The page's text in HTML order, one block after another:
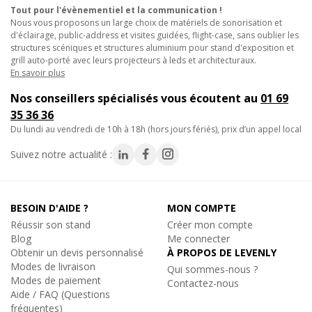
et des ambiances visuelles percutantes sur scène ou en plateau.
- Utilisation sur projecteurs Fresnel en studio photo pour
travailler les contre-jours, silhouettes et fonds colorés.
- Mise en valeur de vitrines retail avec des jeux de lumière pour
exposés.
- Intégration dans des jeux de lumière discothèque pour
dynamiser une scénographie et accentuer l’énergie lumineuse
Caractéristiques techniques
- Couleur : rouge foncé
- Format : Feuille.
- Dimensions : 1.22 x 0.76 mètre
- Longueur : 122cm.
- Largeur : 53cm.
Tout pour l'évènementiel et la communication !
Nous vous proposons un large choix de matériels de sonorisation et
d'éclairage, public-address et visites guidées, flight-case, sans oublier les
structures scéniques et structures aluminium pour stand d'exposition et
grill auto-porté avec leurs projecteurs à leds et architecturaux.
En savoir plus
Nos conseillers spécialisés vous écoutent au 01 69
35 36 36
du lundi au vendredi de 10h à 18h (hors jours fériés), prix d’un appel local
Suivez notre actualité :
BESOIN D'AIDE ?
Réussir son stand
Blog
Obtenir un devis personnalisé
Modes de livraison
Modes de paiement
Aide / FAQ (Questions
fréquentes)
MON COMPTE
Créer mon compte
Me connecter
À PROPOS DE LEVENLY
Qui sommes-nous ?
Contactez-nous